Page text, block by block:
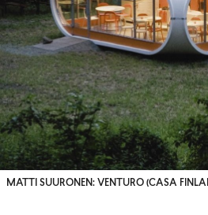
MATTI SUURONEN: VENTURO (CASA